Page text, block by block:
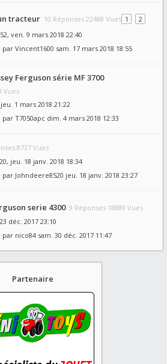
tracteur 10 Réponses 22488 Vues 1
2
, ven. 9 mars 2018 22:40
par Vincent1600 sam. 17 mars 2018 18:55
Ferguson série MF 3700
Vues
1 mars 2018 21:22
par T7050apc dim. 4 mars 2018 12:33
8737 Vues
, jeu. 18 janv. 2018 18:34
par Johndeere8520 jeu. 18 janv. 2018 23:27
serie 4300 9 Réponses 18889 Vues
déc. 2017 23:10
par nico84 sam. 30 déc. 2017 11:47
Partenaire